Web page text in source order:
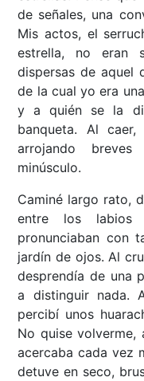
de señales, una
Mis actos, el
estrella, no eran
dispersas de aquel
de la cual yo era
y a quién se la
banqueta. Al caer,
arrojando
minúsculo.
Caminé largo rato,
entre los labios
pronunciaban con
jardín de ojos. Al
desprendía de una
a distinguir nada.
percibí unos
No quise volverme,
acercaba cada vez
detuve en seco,